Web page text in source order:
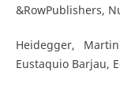
&RowPublishers,
Heidegger,
Eustaquio Barjau,